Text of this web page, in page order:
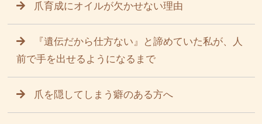
爪育成にオイルが欠かせない理由
『遺伝だから仕方ない』と諦めていた私が、人
前で手を出せるようになるまで
爪を隠してしまう癖のある方へ